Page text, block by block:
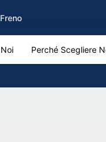
Perché Scegliere